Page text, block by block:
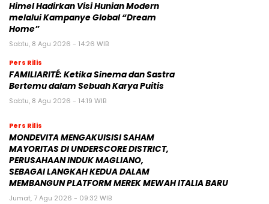
Himel Hadirkan Visi Hunian Modern
melalui Kampanye Global “Dream
Home”
Sabtu, 8 Agu 2026 - 14:26 WIB
Pers Rilis
FAMILIARITÉ: Ketika Sinema dan Sastra
Bertemu dalam Sebuah Karya Puitis
Sabtu, 8 Agu 2026 - 14:19 WIB
Pers Rilis
MONDEVITA MENGAKUISISI SAHAM
MAYORITAS DI UNDERSCORE DISTRICT,
PERUSAHAAN INDUK MAGLIANO,
SEBAGAI LANGKAH KEDUA DALAM
MEMBANGUN PLATFORM MEREK MEWAH ITALIA BARU
Jumat, 7 Agu 2026 - 09:32 WIB